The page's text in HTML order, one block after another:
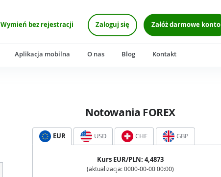
Wymień bez rejestracji Zaloguj się Załóż darmowe konto
Aplikacja mobilna O nas Blog Kontakt
Notowania FOREX
EUR USD CHF GBP
Kurs EUR/PLN: 4,4873
(aktualizacja: 0000-00-00 00:00)